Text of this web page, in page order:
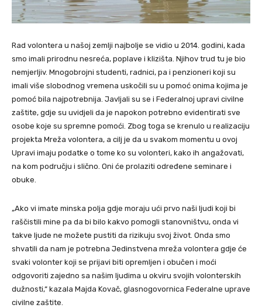
Rad volontera u našoj zemlji najbolje se vidio u 2014. godini, kada
smo imali prirodnu nesreća, poplave i klizišta. Njihov trud tu je bio
nemjerljiv. Mnogobrojni studenti, radnici, pa i penzioneri koji su
imali više slobodnog vremena uskočili su u pomoć onima kojima je
pomoć bila najpotrebnija. Javljali su se i Federalnoj upravi civilne
zaštite, gdje su uvidjeli da je napokon potrebno evidentirati sve
osobe koje su spremne pomoći. Zbog toga se krenulo u realizaciju
projekta Mreža volontera, a cilj je da u svakom momentu u ovoj
Upravi imaju podatke o tome ko su volonteri, kako ih angažovati,
na kom području i slično. Oni će prolaziti određene seminare i
obuke.
„Ako vi imate minska polja gdje moraju ući prvo naši ljudi koji bi
raščistili mine pa da bi bilo kakvo pomogli stanovništvu, onda vi
takve ljude ne možete pustiti da rizikuju svoj život. Onda smo
shvatili da nam je potrebna Jedinstvena mreža volontera gdje će
svaki volonter koji se prijavi biti opremljen i obučen i moći
odgovoriti zajedno sa našim ljudima u okviru svojih volonterskih
dužnosti,“ kazala Majda Kovač, glasnogovornica Federalne uprave
civilne zaštite.